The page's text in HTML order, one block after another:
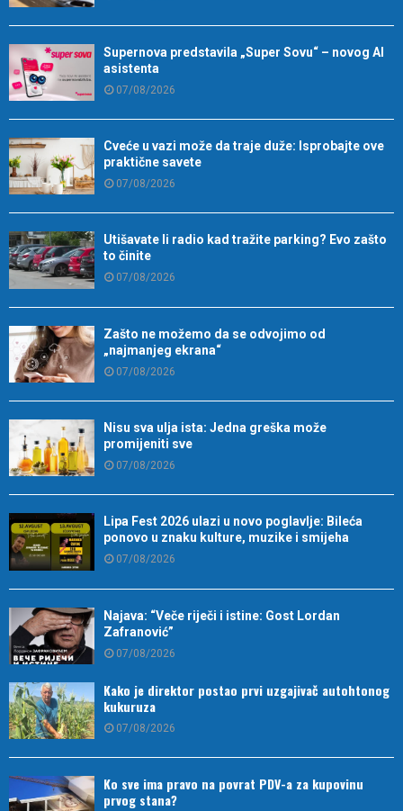
Supernova predstavila „Super Sovu“ – novog AI
asistenta
07/08/2026
Cveće u vazi može da traje duže: Isprobajte ove
praktične savete
07/08/2026
Utišavate li radio kad tražite parking? Evo zašto
to činite
07/08/2026
Zašto ne možemo da se odvojimo od
„najmanjeg ekrana“
07/08/2026
Nisu sva ulja ista: Jedna greška može
promijeniti sve
07/08/2026
Lipa Fest 2026 ulazi u novo poglavlje: Bileća
ponovo u znaku kulture, muzike i smijeha
07/08/2026
Najava: “Veče riječi i istine: Gost Lordan
Zafranović”
07/08/2026
Kako je direktor postao prvi uzgajivač autohtonog
kukuruza
07/08/2026
Ko sve ima pravo na povrat PDV-a za kupovinu
prvog stana?